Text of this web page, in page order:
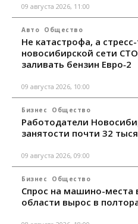
09 августа 2026, 11:00
Авто Общество
Не катастрофа, а
новосибирской сети
заливать бензин Евро‑2
09 августа 2026, 10:00
Бизнес Общество
Работодатели
занятости почти 32
09 августа 2026, 09:00
Бизнес Общество
Спрос на машино-места
области вырос в